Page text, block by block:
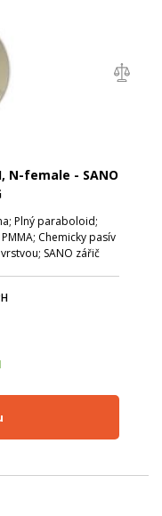
N-female - SANO
Plný paraboloid;
Chemicky pasív
SANO zářič